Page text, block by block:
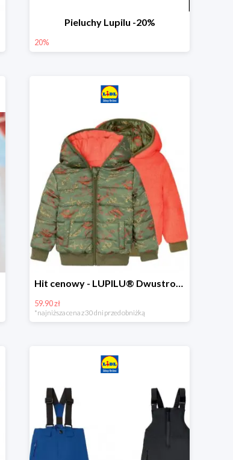
Pieluchy Lupilu -20%
20%
Hit cenowy - LUPILU® Dwustronna kurtka dziecięca z polarem
59.90 zł
*najniższa cena z 30 dni przed obniżką